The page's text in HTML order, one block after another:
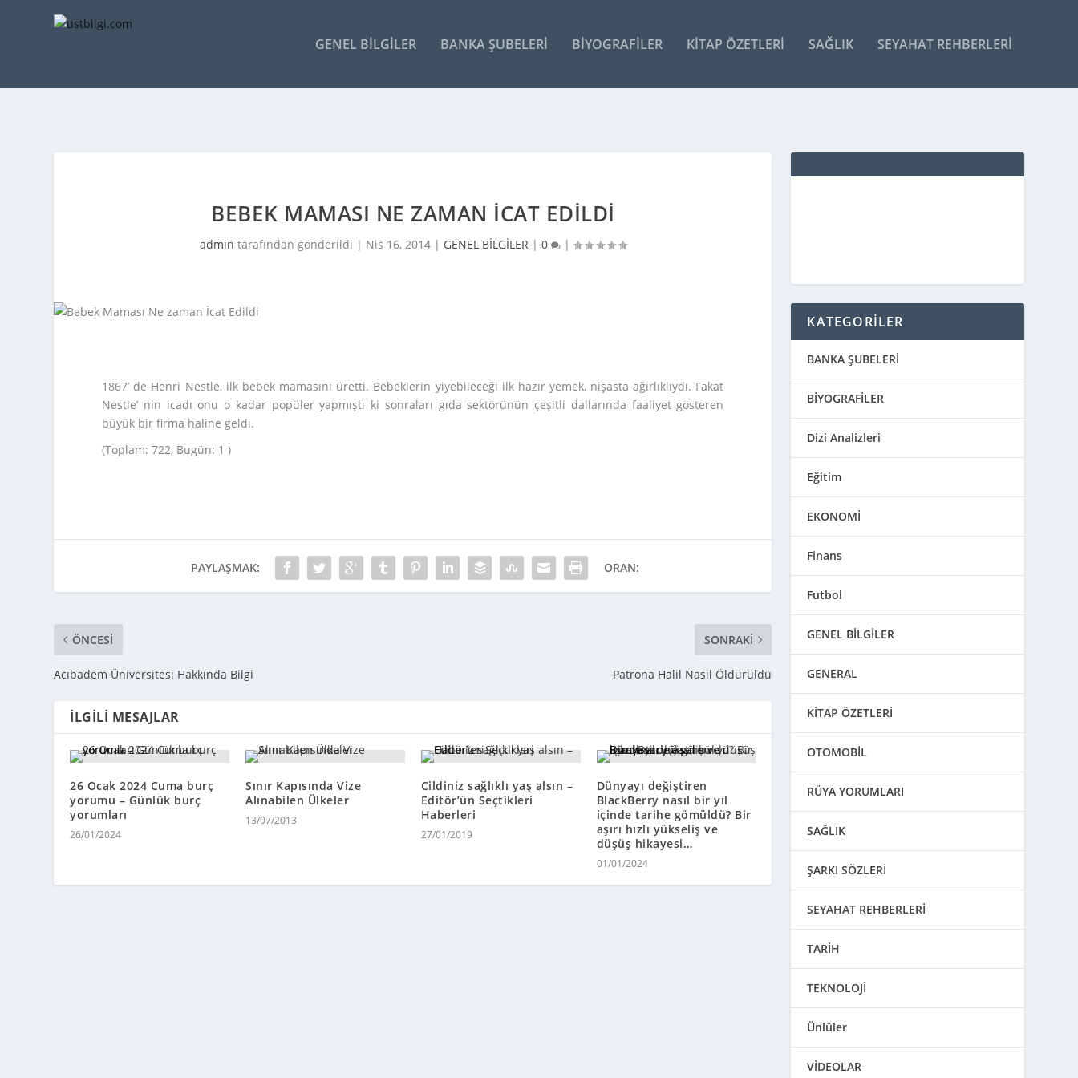
GENEL BILGILER BANKA ŞUBELERI BIYOGRAFILER KITAP ÖZETLERI SAĞLIK SEYAHAT REHBERLERI
BEBEK MAMASI NE ZAMAN İCAT EDILDI
admin tarafından gönderildi | Nis 16, 2014| GENEL BİLGİLER| 0 |
1867’ de Henri Nestle, ilk bebek mamasını üretti. Bebeklerin yiyebileceği ilk hazır yemek, nişasta ağırlıklıydı. Fakat
Nestle’ nin icadı onu o kadar popüler yapmıştı ki sonraları gıda sektörünün çeşitli dallarında faaliyet gösteren
büyük bir firma haline geldi.
(Toplam: 722, Bugün: 1 )
PAYLAŞMAK: ORAN:
ÖNCESI
Acıbadem Üniversitesi Hakkında Bilgi
SONRAKI
Patrona Halil Nasıl Öldürüldü
İLGILI MESAJLAR
26 Ocak 2024 Cuma burç
yorumu – Günlük burç
yorumları
26/01/2024
Sınır Kapısında Vize
Alınabilen Ülkeler
13/07/2013
Cildiniz sağlıklı yaş alsın –
Editör’ün Seçtikleri
Haberleri
27/01/2019
Dünyayı değiştiren
BlackBerry nasıl bir yıl
içinde tarihe gömüldü? Bir
aşırı hızlı yükseliş ve
düşüş hikayesi…
01/01/2024
KATEGORİLER
BANKA ŞUBELERİ
BİYOGRAFİLER
Dizi Analizleri
Eğitim
EKONOMİ
Finans
Futbol
GENEL BİLGİLER
GENERAL
KİTAP ÖZETLERİ
OTOMOBİL
RÜYA YORUMLARI
SAĞLIK
ŞARKI SÖZLERİ
SEYAHAT REHBERLERİ
TARİH
TEKNOLOJİ
Ünlüler
VİDEOLAR